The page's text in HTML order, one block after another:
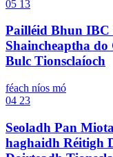
05 13
Pailléid Bhun IBC
Shaincheaptha
Bulc Tionsclaíoch
féach níos mó
04 23
Seoladh Pan
haghaidh Réitigh